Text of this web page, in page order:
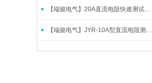
【端懿电气】20A直流电阻快速测试仪概述及性能
【端懿电气】JYR-10A型直流电阻测试仪